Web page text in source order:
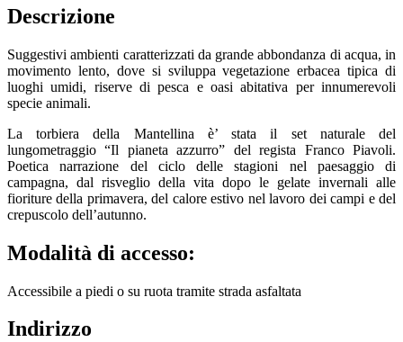
Descrizione
Suggestivi ambienti caratterizzati da grande abbondanza di acqua, in
movimento lento, dove si sviluppa vegetazione erbacea tipica di
luoghi umidi, riserve di pesca e oasi abitativa per innumerevoli
specie animali.
La torbiera della Mantellina è’ stata il set naturale del
lungometraggio “Il pianeta azzurro” del regista Franco Piavoli.
Poetica narrazione del ciclo delle stagioni nel paesaggio di
campagna, dal risveglio della vita dopo le gelate invernali alle
fioriture della primavera, del calore estivo nel lavoro dei campi e del
crepuscolo dell’autunno.
Modalità di accesso:
Accessibile a piedi o su ruota tramite strada asfaltata
Indirizzo